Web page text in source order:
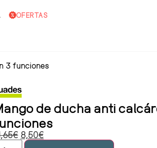
OFERTAS
3 funciones
de ducha anti
€ 8,50€